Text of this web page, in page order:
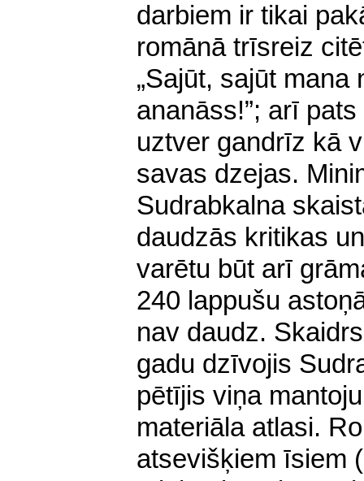
darbiem ir tikai
romānā trīsreiz
„Sajūt, sajūt
ananāss!”; arī
uztver gandrīz kā
savas dzejas.
Sudrabkalna
daudzās kritikas
varētu būt arī
240 lappušu
nav daudz.
gadu dzīvojis
pētījis viņa
materiāla atlasi.
atsevišķiem īsiem